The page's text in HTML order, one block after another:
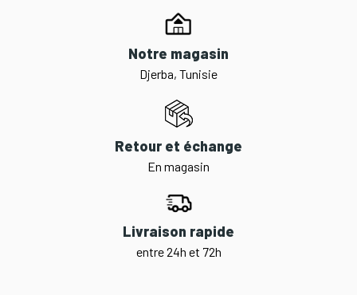
Notre magasin
Djerba, Tunisie
Retour et échange
En magasin
Livraison rapide
entre 24h et 72h